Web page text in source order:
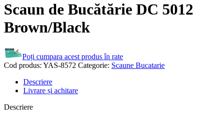
Scaun de Bucătărie DC 5012
Brown/Black
Poți cumpara acest produs în rate
Cod produs: YAS-8572 Categorie: Scaune Bucatarie
Descriere
Livrare și achitare
Descriere